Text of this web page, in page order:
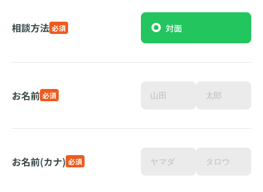
相談方法 必須 対面
お名前 必須
お名前(カナ) 必須